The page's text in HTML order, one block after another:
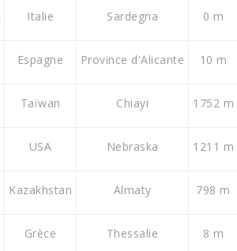
Italie Sardegna 0 m
Espagne Province d'Alicante 10 m
Taïwan Chiayi 1752 m
USA Nebraska 1211 m
Kazakhstan Almaty 798 m
Grèce Thessalie 8 m